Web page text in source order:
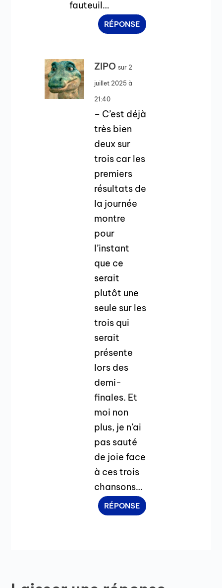
fauteuil…
RÉPONSE
ZIPO sur 2
juillet 2025 à
21:40
– C’est déjà
très bien
deux sur
trois car les
premiers
résultats de
la journée
montre
pour
l’instant
que ce
serait
plutôt une
seule sur les
trois qui
serait
présente
lors des
demi-
finales. Et
moi non
plus, je n’ai
pas sauté
de joie face
à ces trois
chansons…
RÉPONSE